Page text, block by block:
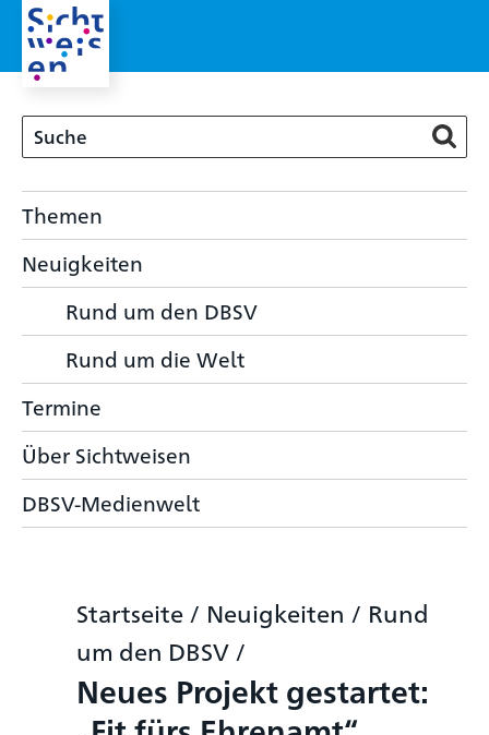
Themen
Neuigkeiten
Rund um den DBSV
Rund um die Welt
Termine
Über Sichtweisen
DBSV-Medienwelt
Startseite / Neuigkeiten / Rund
um den DBSV /
Neues Projekt gestartet: